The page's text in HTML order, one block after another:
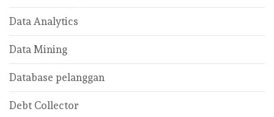
Data Analytics
Data Mining
Database pelanggan
Debt Collector